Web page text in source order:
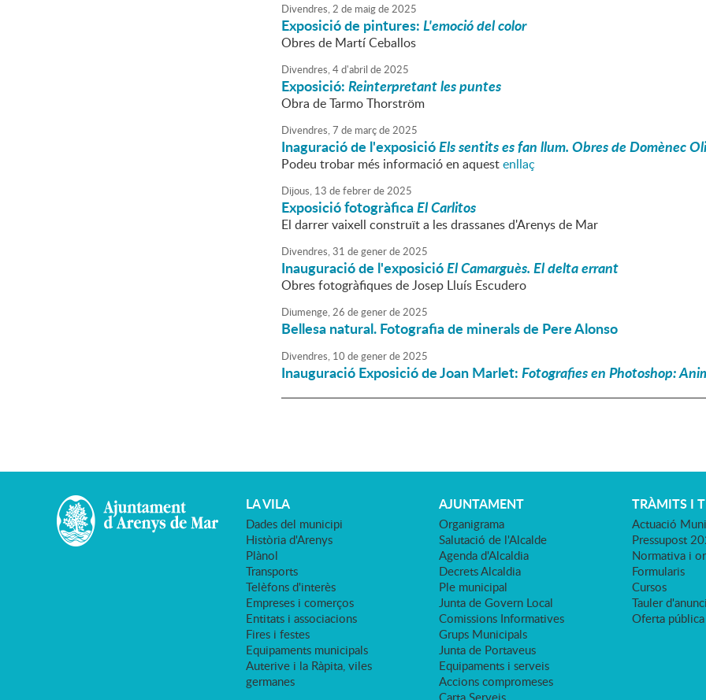
Divendres,2 de maigde2025
Exposició de pintures:L'emoció del color
Obres de Martí Ceballos
Divendres,4d'abril de2025
Exposició:Reinterpretant les puntes
Obra de Tarmo Thorström
Divendres,7 de marçde2025
Inaguració de l'exposicióEls sentits es fan llum. Obres de Domènec
Podeu trobar més informació en aquestenllaç
Dijous, 13 defebrerde2025
Exposició fotogràficaEl Carlitos
El darrer vaixell construït a les drassanes d'Arenys de Mar
Divendres,31 degenerde2025
Inauguració de l'exposicióEl Camarguès. El delta errant
Obres fotogràfiques de Josep Lluís Escudero
Diumenge,26 degenerde2025
Bellesa natural. Fotografia de minerals de Pere Alonso
Divendres, 10 degenerde2025
Inauguració Exposició de Joan Marlet:Fotografies en Photoshop:
LA VILA
Dades del municipi
Història d'Arenys
Plànol
Transports
Telèfons d'interès
Empreses i comerços
Entitats i associacions
Fires i festes
Equipaments municipals
Auterive i la Ràpita, viles
germanes
AJUNTAMENT
Organigrama
Salutació de l'Alcalde
Agenda d'Alcaldia
Decrets Alcaldia
Ple municipal
Junta de Govern Local
Comissions Informatives
Grups Municipals
Junta de Portaveus
Equipaments i serveis
Accions compromeses
TRÀMITS I
Actuació
Pressupost
Normativa i
Formularis
Cursos
Tauler
Oferta